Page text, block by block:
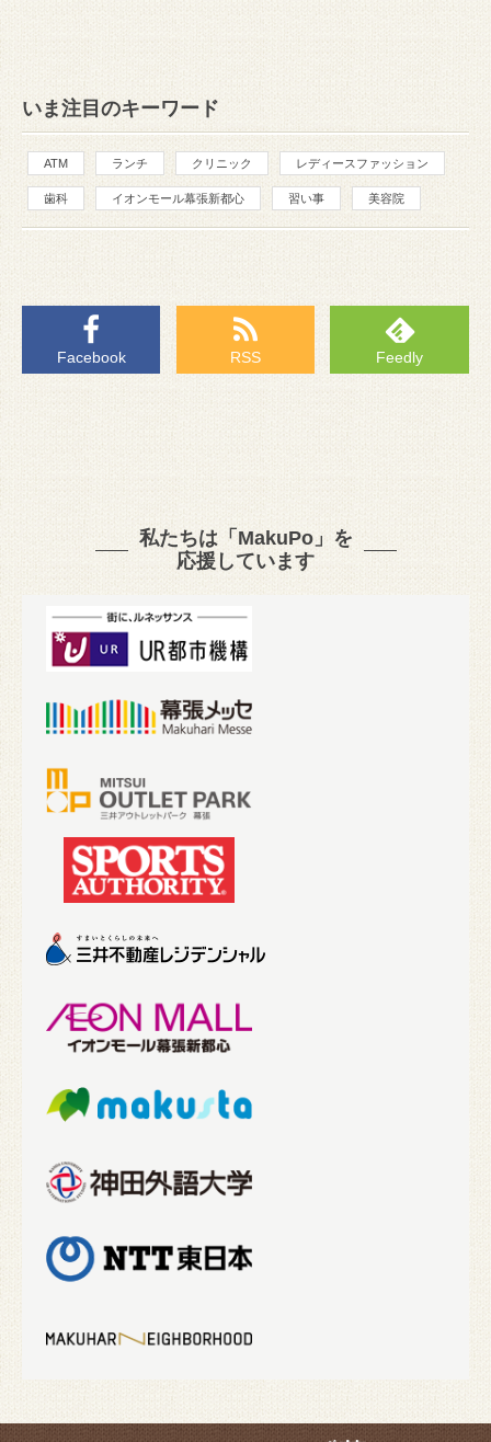
いま注目のキーワード
ATM ランチ クリニック レディースファッション
歯科 イオンモール幕張新都心 習い事 美容院
Facebook RSS Feedly
私たちは「MakuPo」を
応援しています